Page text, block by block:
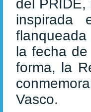
del
inspirada
flanqueada
la fecha
forma, la
Vasco.